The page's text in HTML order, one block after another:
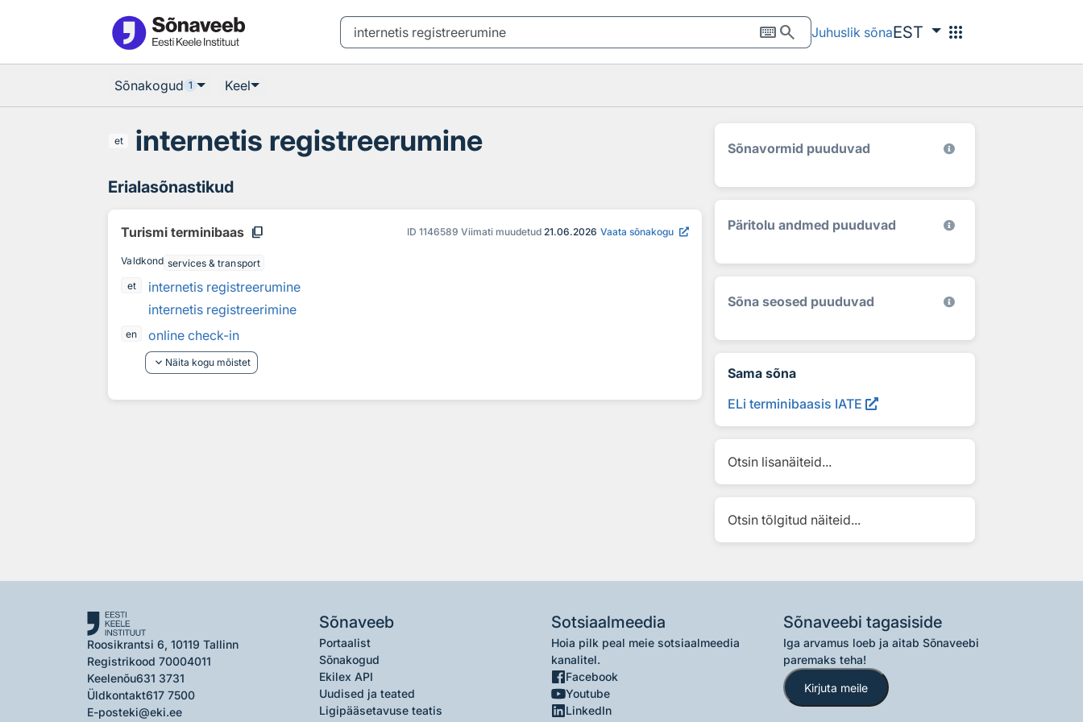
keyboardsearch Juhuslik sõnaEST apps
Sõnakogud 1 Keel
et internetis registreerumine
Erialasõnastikud
Turismi terminibaas content_copy ID 1146589 Viimati muudetud 21.06.2026 Vaata sõnakogu
Valdkond services & transport
et
internetis registreerumine
internetis registreerimine
en
online check-in
keyboard_arrow_down Näita kogu mõistet
Sõnavormid puuduvad
Päritolu andmed puuduvad
Sõna seosed puuduvad
Sama sõna
ELi terminibaasis IATE
Otsin lisanäiteid...
Otsin tõlgitud näiteid...
Roosikrantsi 6, 10119 Tallinn
Registrikood 70004011
Keelenõu631 3731
Üldkontakt617 7500
E-posteki@eki.ee
Sõnaveeb
Portaalist
Sõnakogud
Ekilex API
Uudised ja teated
Ligipääsetavuse teatis
Sotsiaalmeedia
Hoia pilk peal meie sotsiaalmeedia
kanalitel.
Facebook
Youtube
LinkedIn
Sõnaveebi tagasiside
Iga arvamus loeb ja aitab Sõnaveebi
paremaks teha!
Kirjuta meile